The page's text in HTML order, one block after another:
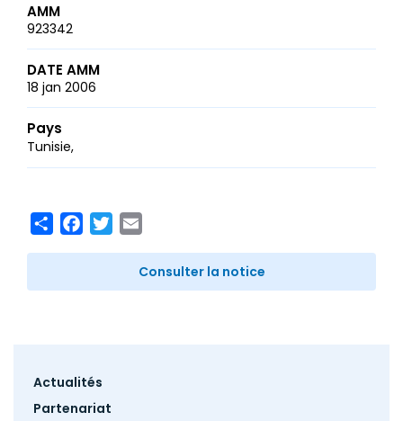
AMM
923342
DATE AMM
18 jan 2006
Pays
Tunisie
ShareFacebook
Twitter
Consulter la notice
Footer
Actualités
Partenariat